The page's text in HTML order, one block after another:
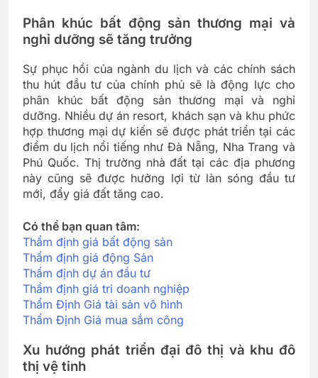
Phân khúc bất động sản thương mại và
nghỉ dưỡng sẽ tăng trưởng
Sự phục hồi của ngành du lịch và các chính sách
thu hút đầu tư của chính phủ sẽ là động lực cho
phân khúc bất động sản thương mại và nghỉ
dưỡng. Nhiều dự án resort, khách sạn và khu phức
hợp thương mại dự kiến sẽ được phát triển tại các
điểm du lịch nổi tiếng như Đà Nẵng, Nha Trang và
Phú Quốc. Thị trường nhà đất tại các địa phương
này cũng sẽ được hưởng lợi từ làn sóng đầu tư
mới, đẩy giá đất tăng cao.
Có thể bạn quan tâm:
Thẩm định giá bất động sản
Thẩm định giá động Sản
Thẩm định dự án đầu tư
Thẩm định giá tri doanh nghiệp
Thẩm Định Giá tài sản vô hình
Thẩm Định Giá mua sắm công
Xu hướng phát triển đại đô thị và khu đô
thị vệ tinh